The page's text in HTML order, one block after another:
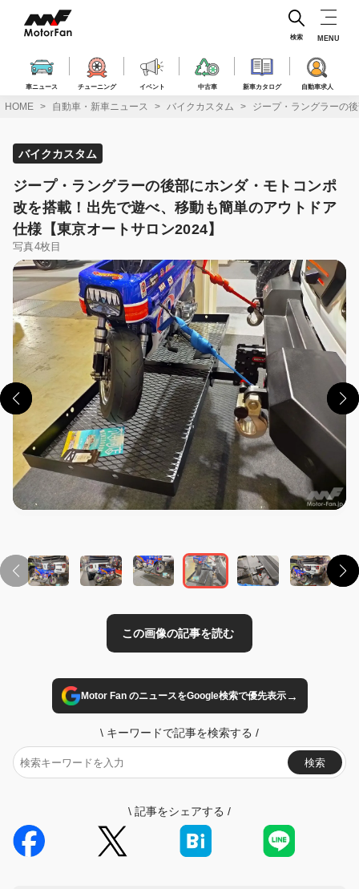
ス
車ニュース チューニング イベント 中古車 新車カタログ 自動車求人
検索 MENU
HOME 自動車・新車ニュース バイクカスタム ジープ・ラングラーの
バイクカスタム
ジープ・ラングラーの後部にホンダ・モトコンポ
改を搭載！出先で遊べ、移動も簡単のアウトドア
仕様【東京オートサロン2024】
写真4枚目
Motor Fan のニュースをGoogle検索で優先表示→
\ キーワードで記事を検索する /
検索
\ 記事をシェアする /